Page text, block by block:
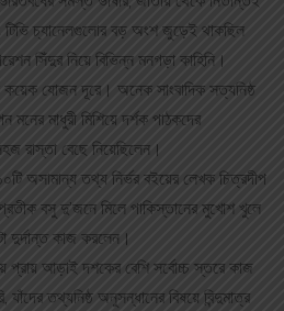
টিভি চ্যানেলগুলোর বড় অংশ জুড়েই থাকছিল
সিঁদুর নিয়ে বিভিন্ন মনগড়া কাহিনি।
যোজন দূরে। অনেক সাংবাদিক সত্যনিষ্ঠ
মাধুরী মিশিয়ে দর্শক পাঠকদের
রাস্তা বেছে নিয়েছিলেন।
অসামান্য তথ্য নির্ভর বইয়ের লেখক চিত্রদীপ
বসু দু’জনে মিলে পাকিস্তানের মুখোশ খুলে
দুর্দান্ত কাজ করলেন।
প্রায় আড়াই দশকের বেশি সর্বোচ্চ স্তরে কাজ
তথ্যনিষ্ঠ অনুসন্ধানের বিষয়ে বিন্দুমাত্র